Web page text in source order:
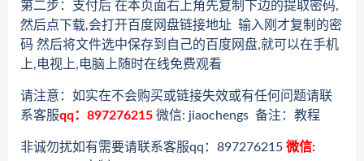
第二步：支付后 在本页面右上角先复制下边的提取密码,
然后点下载,会打开百度网盘链接地址 输入刚才复制的密
码 然后将文件选中保存到自己的百度网盘,就可以在手机
上,电视上,电脑上随时在线免费观看
请注意：如实在不会购买或链接失效或有任何问题请联
系客服qq：897276215 微信: jiaochengs 备注：教程
非诚勿扰如有需要请联系客服qq：897276215 微信: